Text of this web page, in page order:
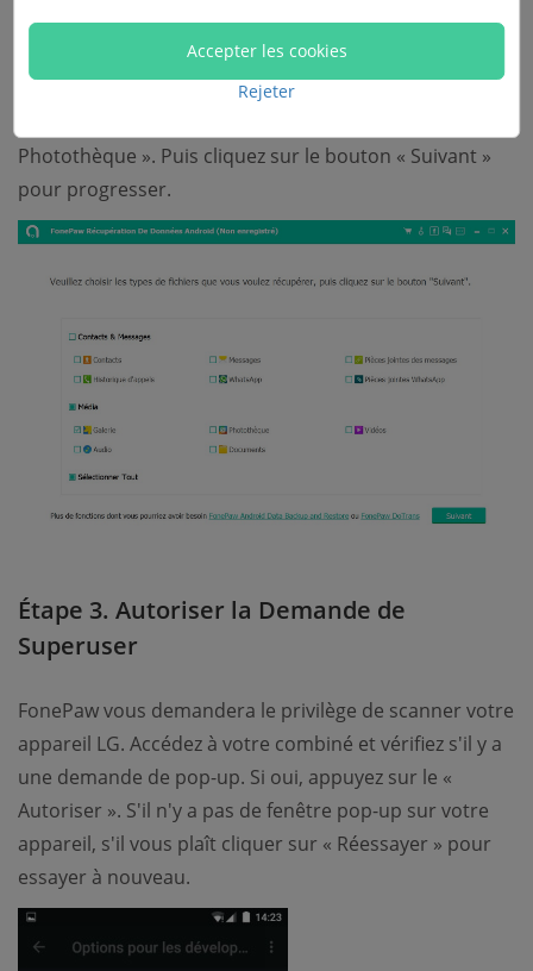
Maintenant, vous aurez une interface comme ci-
dessous. Choisissez les types de données que vous
souhaitez restaurer. Pour récupérer des photos
Photothèque ». Puis cliquez sur le bouton « Suivant »
pour progresser.
Étape 3. Autoriser la Demande de
Superuser
FonePaw vous demandera le privilège de scanner votre
appareil LG. Accédez à votre combiné et vérifiez s'il y a
une demande de pop-up. Si oui, appuyez sur le «
Autoriser ». S'il n'y a pas de fenêtre pop-up sur votre
appareil, s'il vous plaît cliquer sur « Réessayer » pour
essayer à nouveau.
Accepter les cookies
Rejeter